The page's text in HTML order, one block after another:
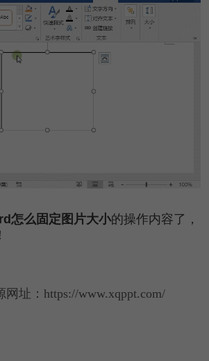
怎么固定图片大小的操作内容了，
址：https://www.xqppt.com/